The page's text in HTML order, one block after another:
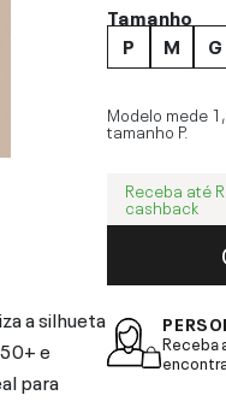
a silhueta
e
para
Tamanho
P
M G
Modelo mede
tamanho P.
Receba até
cashback
Receba